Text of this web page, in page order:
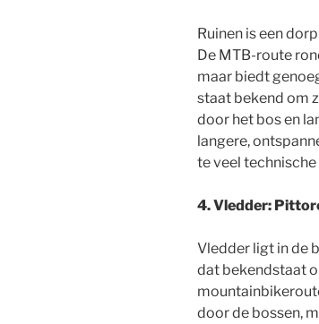
Ruinen is een
De MTB-route
maar biedt
staat bekend om
door het bos en
langere,
te veel
4. Vledder:
Vledder ligt in de
dat bekendstaat
door de bossen,